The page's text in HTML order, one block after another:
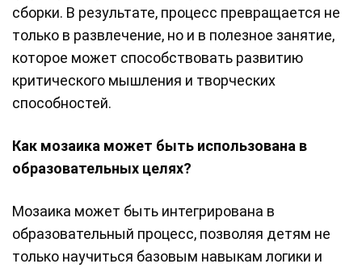
сборки. В результате, процесс превращается не
только в развлечение, но и в полезное занятие,
которое может способствовать развитию
критического мышления и творческих
способностей.
Как мозаика может быть использована в
образовательных целях?
Мозаика может быть интегрирована в
образовательный процесс, позволяя детям не
только научиться базовым навыкам логики и